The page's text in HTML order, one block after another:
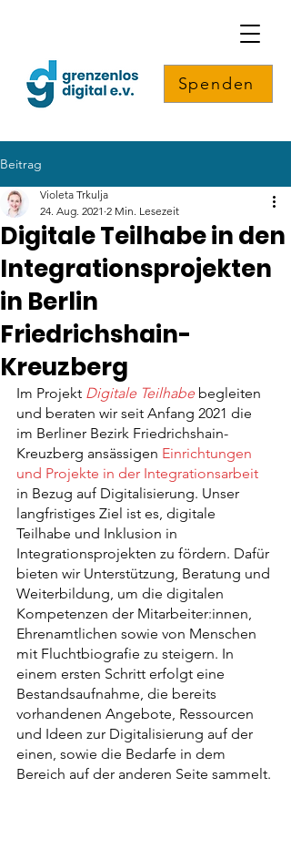
Spenden
Beitrag
Digitale Teilhabe in den
Integrationsprojekten
in Berlin
Friedrichshain-
Kreuzberg
Violeta Trkulja
24. Aug. 2021 2 Min. Lesezeit
Im Projekt Digitale Teilhabe begleiten
und beraten wir seit Anfang 2021 die
im Berliner Bezirk Friedrichshain-
Kreuzberg ansässigen Einrichtungen
und Projekte in der Integrationsarbeit
in Bezug auf Digitalisierung. Unser
langfristiges Ziel ist es, digitale
Teilhabe und Inklusion in
Integrationsprojekten zu fördern. Dafür
bieten wir Unterstützung, Beratung und
Weiterbildung, um die digitalen
Kompetenzen der Mitarbeiter:innen,
Ehrenamtlichen sowie von Menschen
mit Fluchtbiografie zu steigern. In
einem ersten Schritt erfolgt eine
Bestandsaufnahme, die bereits
vorhandenen Angebote, Ressourcen
und Ideen zur Digitalisierung auf der
einen, sowie die Bedarfe in dem
Bereich auf der anderen Seite sammelt.